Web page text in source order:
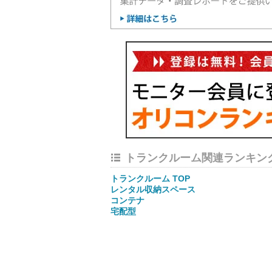
トランクルーム関連ランキン
トランクルーム TOP
レンタル収納スペース
コンテナ
宅配型